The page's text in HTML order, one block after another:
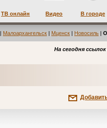
ТВ онлайн Видео В городе
| Малоархангельск | Мценск | Новосиль |
На сегодня